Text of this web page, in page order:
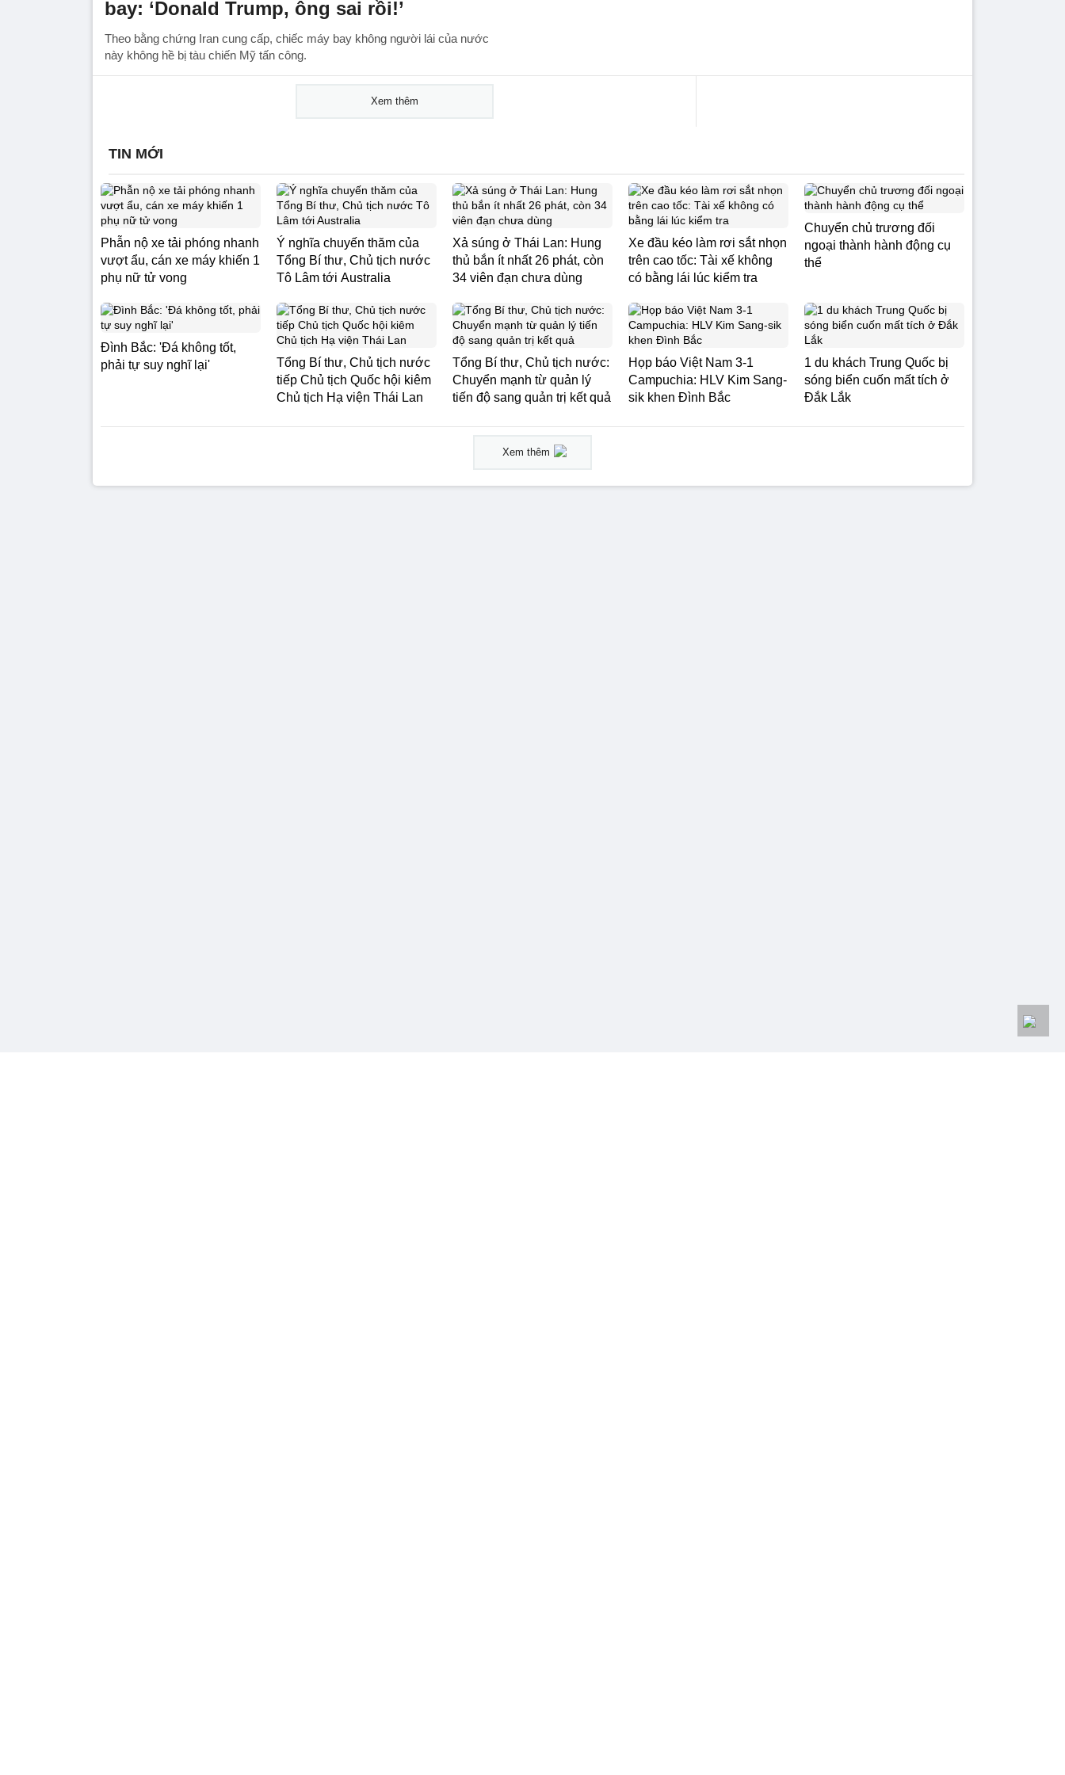
bay: ‘Donald Trump, ông sai rồi!’
Theo bằng chứng Iran cung cấp, chiếc máy bay không người lái của nước
này không hề bị tàu chiến Mỹ tấn công.
Xem thêm
TIN MỚI
Phẫn nộ xe tải phóng nhanh
vượt ẩu, cán xe máy khiến 1
phụ nữ tử vong
Ý nghĩa chuyến thăm của
Tổng Bí thư, Chủ tịch nước
Tô Lâm tới Australia
Xả súng ở Thái Lan: Hung
thủ bắn ít nhất 26 phát, còn
34 viên đạn chưa dùng
Xe đầu kéo làm rơi sắt nhọn
trên cao tốc: Tài xế không
có bằng lái lúc kiểm tra
Chuyển chủ trương đối
ngoại thành hành động cụ
thể
Đình Bắc: 'Đá không tốt,
phải tự suy nghĩ lại'
Tổng Bí thư, Chủ tịch nước
tiếp Chủ tịch Quốc hội kiêm
Chủ tịch Hạ viện Thái Lan
Tổng Bí thư, Chủ tịch nước:
Chuyển mạnh từ quản lý
tiến độ sang quản trị kết quả
Họp báo Việt Nam 3-1
Campuchia: HLV Kim Sang-
sik khen Đình Bắc
1 du khách Trung Quốc bị
sóng biển cuốn mất tích ở
Đắk Lắk
Xem thêm